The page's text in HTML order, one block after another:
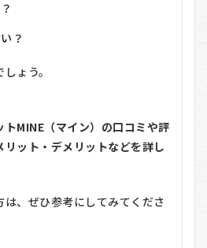
？
ょう。
MINE（マイン）の口コミや評
ット・デメリットなどを詳し
は、ぜひ参考にしてみてくださ